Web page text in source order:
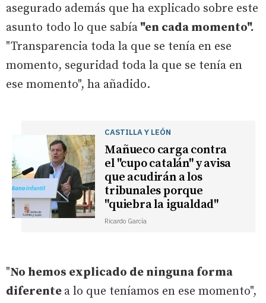
asegurado además que ha explicado sobre este
asunto todo lo que sabía "en cada momento".
"Transparencia toda la que se tenía en ese
momento, seguridad toda la que se tenía en
ese momento", ha añadido.
CASTILLA Y LEÓN
Mañueco carga contra
el "cupo catalán" y avisa
que acudirán a los
tribunales porque
"quiebra la igualdad"
Ricardo García
"No hemos explicado de ninguna forma
diferentea lo que teníamos en ese momento",